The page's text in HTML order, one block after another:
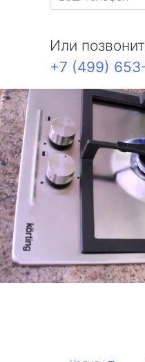
Или
+7 (499)